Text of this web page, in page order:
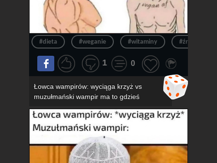
#dieta #weganie #witaminy #źródło
1 0
Łowca wampirów: wyciąga krzyż vs
muzułmański wampir ma to gdzieś